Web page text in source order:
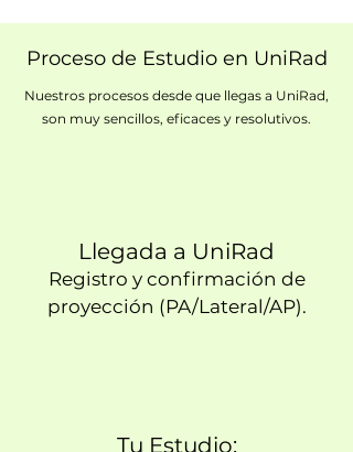
Proceso de Estudio en UniRad
Nuestros procesos desde que llegas a UniRad,
son muy sencillos, eficaces y resolutivos.
Llegada a UniRad
Registro y confirmación de
proyección (PA/Lateral/AP).
Tu Estudio: